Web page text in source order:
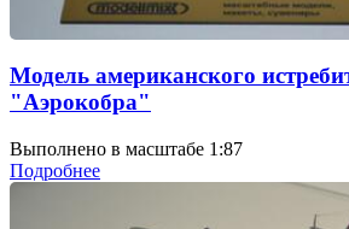
Модель американского
"Аэрокобра"
Выполнено в масштабе 1:87
Подробнее